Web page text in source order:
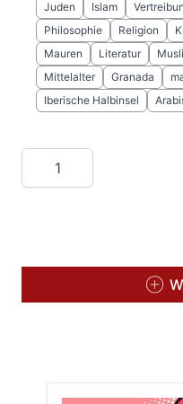
Juden Islam
Philosophie
Religion
Mauren
Literatur
Mittelalter
Granada
Iberische Halbinsel
Menge